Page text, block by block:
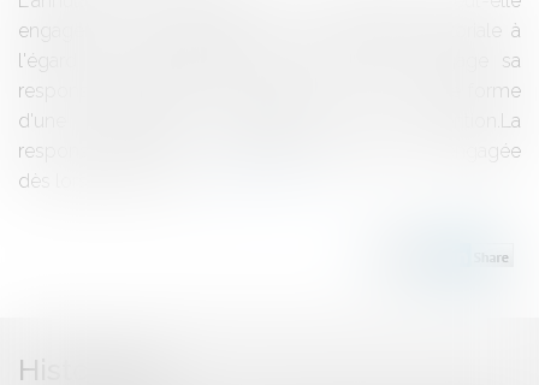
engager la responsabilité de la collectivité territoriale à
l'égard du bénéficiaire?Oui.Une commune engage sa
responsabilité du fait de l'annulation pour vice de forme
d'une délibération attribuant une subvention.La
responsabilité de la collectivité territoriale est engagée
dès lors que :la sub...
Historique